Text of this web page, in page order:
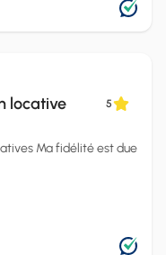
locative 5
Ma fidélité est due